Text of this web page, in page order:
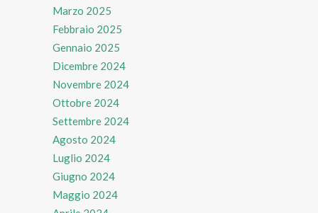
Marzo 2025
Febbraio 2025
Gennaio 2025
Dicembre 2024
Novembre 2024
Ottobre 2024
Settembre 2024
Agosto 2024
Luglio 2024
Giugno 2024
Maggio 2024